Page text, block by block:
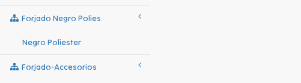
Forjado Negro Polies
Negro Poliester
Forjado-Accesorios